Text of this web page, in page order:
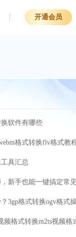
开通会员
软件有哪些
格式转换flv格式教
具汇总
新手也能一键搞定常
3gp格式转换ogv格式
频格式转换m2ts视频格